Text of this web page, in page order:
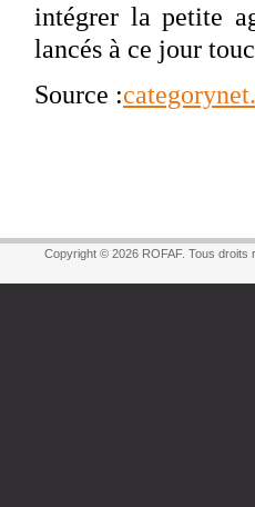
intégrer la petite
lancés à ce jour
Source :
Copyright © 2026 ROFAF. Tous droits